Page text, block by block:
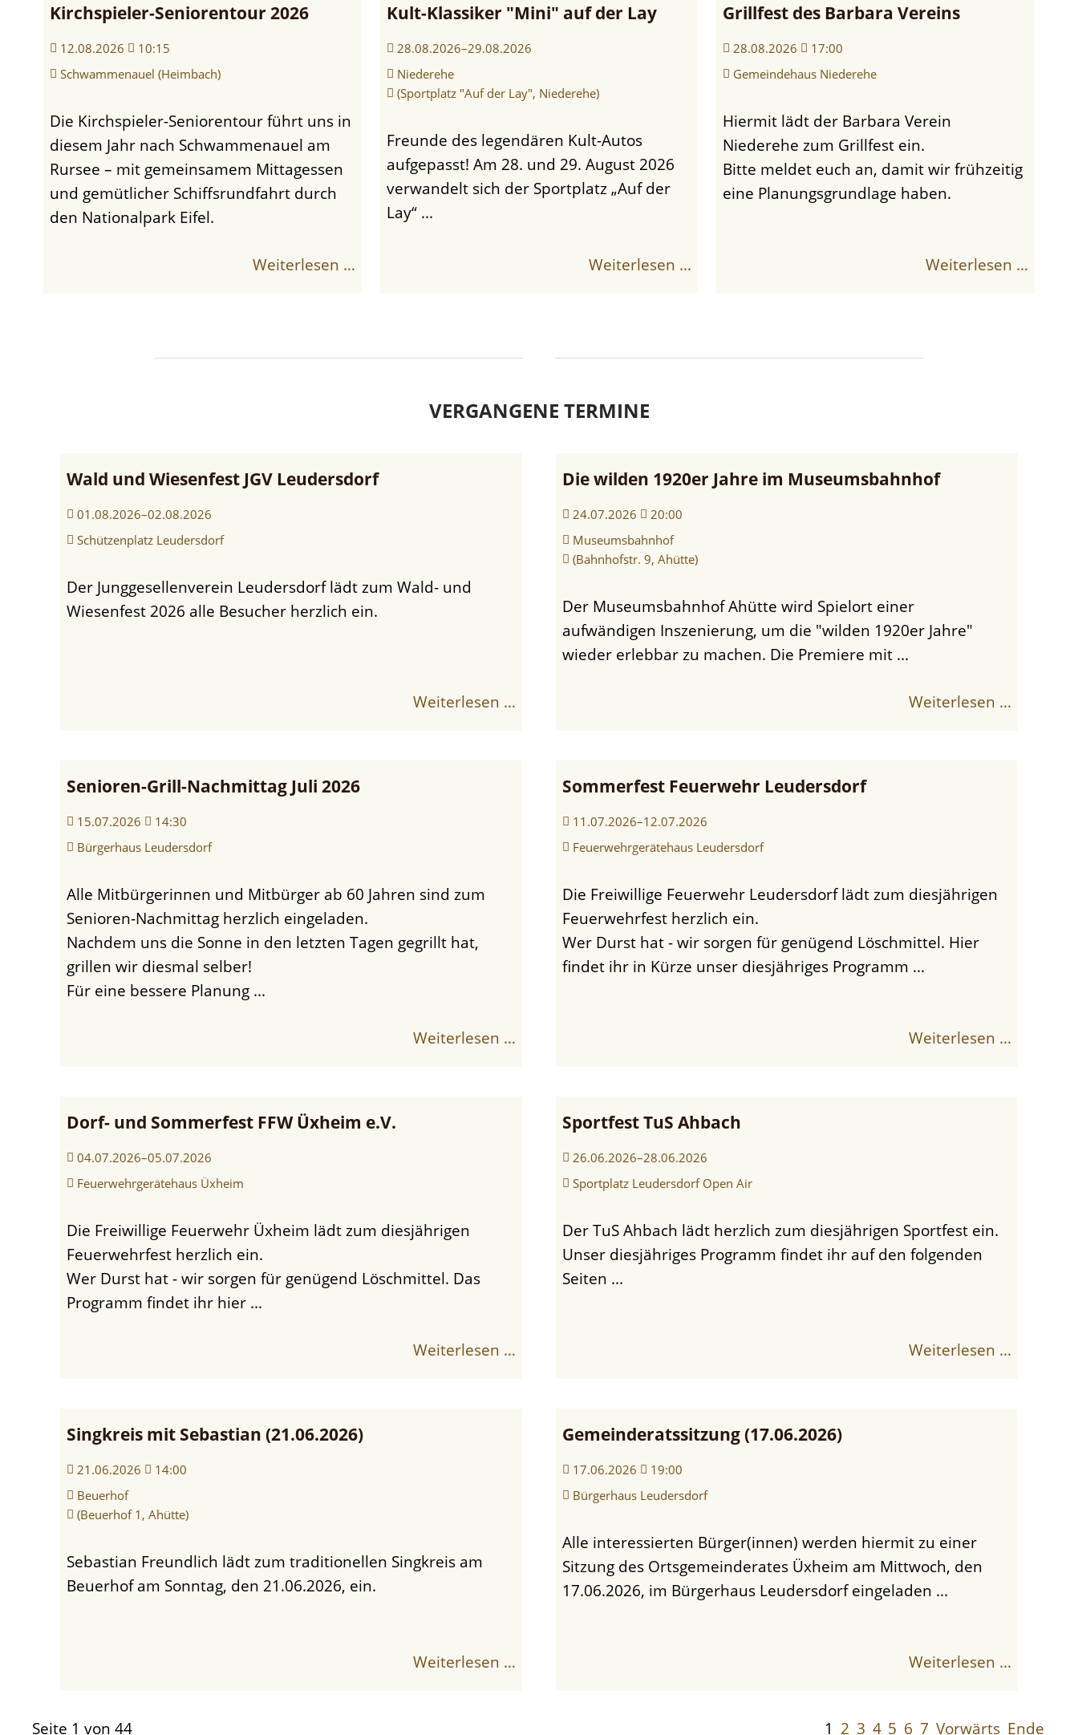
Kirchspieler-Seniorentour 2026
12.08.2026
10:15
Schwammenauel (Heimbach)
Die Kirchspieler-Seniorentour führt uns in
diesem Jahr nach Schwammenauel am
Rursee – mit gemeinsamem Mittagessen
und gemütlicher Schiffsrundfahrt durch
den Nationalpark Eifel.
Weiterlesen …
Kult-Klassiker "Mini" auf der Lay
28.08.2026–29.08.2026
Niederehe
(Sportplatz "Auf der Lay", Niederehe)
Freunde des legendären Kult-Autos
aufgepasst! Am 28. und 29. August 2026
verwandelt sich der Sportplatz „Auf der
Lay“ ...
Weiterlesen …
Grillfest des Barbara Vereins
28.08.2026
17:00
Gemeindehaus Niederehe
Hiermit lädt der Barbara Verein
Niederehe zum Grillfest ein.
Bitte meldet euch an, damit wir frühzeitig
eine Planungsgrundlage haben.
Weiterlesen …
VERGANGENE TERMINE
Wald und Wiesenfest JGV Leudersdorf
01.08.2026–02.08.2026
Schützenplatz Leudersdorf
Der Junggesellenverein Leudersdorf lädt zum Wald- und
Wiesenfest 2026 alle Besucher herzlich ein.
Weiterlesen …
Die wilden 1920er Jahre im Museumsbahnhof
24.07.2026
20:00
Museumsbahnhof
(Bahnhofstr. 9, Ahütte)
Der Museumsbahnhof Ahütte wird Spielort einer
aufwändigen Inszenierung, um die "wilden 1920er Jahre"
wieder erlebbar zu machen. Die Premiere mit ...
Weiterlesen …
im
Museumsbahnhof
Senioren-Grill-Nachmittag Juli 2026
15.07.2026
14:30
Bürgerhaus Leudersdorf
Alle Mitbürgerinnen und Mitbürger ab 60 Jahren sind zum
Senioren-Nachmittag herzlich eingeladen.
Nachdem uns die Sonne in den letzten Tagen gegrillt hat,
grillen wir diesmal selber!
Für eine bessere Planung ...
Weiterlesen …
Sommerfest Feuerwehr Leudersdorf
11.07.2026–12.07.2026
Feuerwehrgerätehaus Leudersdorf
Die Freiwillige Feuerwehr Leudersdorf lädt zum diesjährigen
Feuerwehrfest herzlich ein.
Wer Durst hat - wir sorgen für genügend Löschmittel. Hier
findet ihr in Kürze unser diesjähriges Programm ...
Weiterlesen …
Dorf- und Sommerfest FFW Üxheim e.V.
04.07.2026–05.07.2026
Feuerwehrgerätehaus Üxheim
Die Freiwillige Feuerwehr Üxheim lädt zum diesjährigen
Feuerwehrfest herzlich ein.
Wer Durst hat - wir sorgen für genügend Löschmittel. Das
Programm findet ihr hier ...
Weiterlesen …
Sportfest TuS Ahbach
26.06.2026–28.06.2026
Sportplatz Leudersdorf Open Air
Der TuS Ahbach lädt herzlich zum diesjährigen Sportfest ein.
Unser diesjähriges Programm findet ihr auf den folgenden
Seiten ...
Weiterlesen …
Sportfest
TuS
Ahbach
Singkreis mit Sebastian (21.06.2026)
21.06.2026
14:00
Beuerhof
(Beuerhof 1, Ahütte)
Sebastian Freundlich lädt zum traditionellen Singkreis am
Beuerhof am Sonntag, den 21.06.2026, ein.
Weiterlesen …
Gemeinderatssitzung (17.06.2026)
17.06.2026
19:00
Bürgerhaus Leudersdorf
Alle interessierten Bürger(innen) werden hiermit zu einer
Sitzung des Ortsgemeinderates Üxheim am Mittwoch, den
17.06.2026, im Bürgerhaus Leudersdorf eingeladen ...
Weiterlesen …
Gemeinderatssitzung
(17.06.2026)
Seite 1 von 44 1 2 3 4 5 6 7 Vorwärts Ende
überspringen